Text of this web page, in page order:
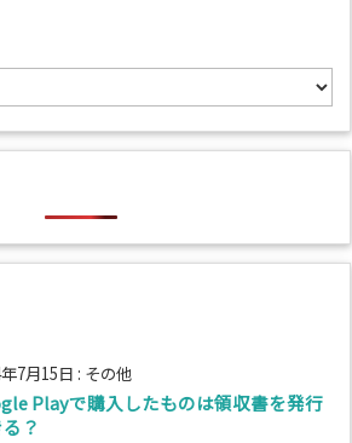
7月15日 : その他
Playで購入したものは領収書を発行
？